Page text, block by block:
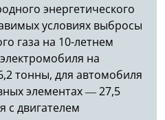
энергетического
условиях выбросы
газа на 10-летнем
на
тонны, для автомобиля
элементах — 27,5
с двигателем